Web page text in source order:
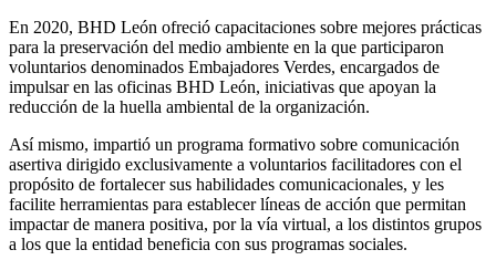
En 2020, BHD León ofreció capacitaciones sobre mejores prácticas
para la preservación del medio ambiente en la que participaron
voluntarios denominados Embajadores Verdes, encargados de
impulsar en las oficinas BHD León, iniciativas que apoyan la
reducción de la huella ambiental de la organización.
Así mismo, impartió un programa formativo sobre comunicación
asertiva dirigido exclusivamente a voluntarios facilitadores con el
propósito de fortalecer sus habilidades comunicacionales, y les
facilite herramientas para establecer líneas de acción que permitan
impactar de manera positiva, por la vía virtual, a los distintos grupos
a los que la entidad beneficia con sus programas sociales.